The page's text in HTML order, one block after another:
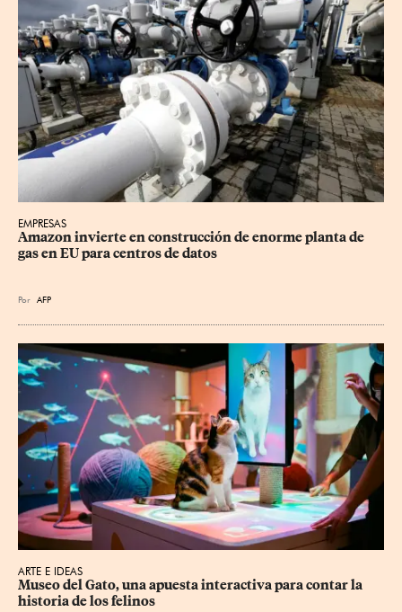
EMPRESAS
Amazon invierte en construcción de enorme planta de
gas en EU para centros de datos
Por AFP
ARTE E IDEAS
Museo del Gato, una apuesta interactiva para contar la
historia de los felinos